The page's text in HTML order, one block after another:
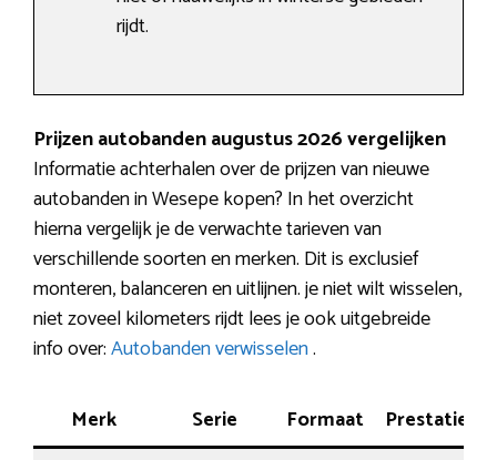
rijdt.
Prijzen autobanden augustus 2026 vergelijken
Informatie achterhalen over de prijzen van nieuwe
autobanden in Wesepe kopen? In het overzicht
hierna vergelijk je de verwachte tarieven van
verschillende soorten en merken. Dit is exclusief
monteren, balanceren en uitlijnen. je niet wilt wisselen,
niet zoveel kilometers rijdt lees je ook uitgebreide
info over:Autobanden verwisselen.
Merk Serie Formaat Prestatie